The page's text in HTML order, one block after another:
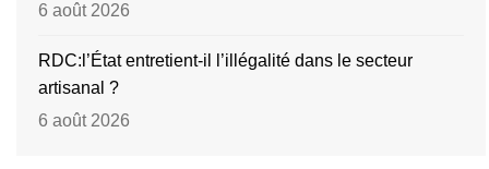
6 août 2026
RDC:l’État entretient-il l’illégalité dans le secteur
artisanal ?
6 août 2026